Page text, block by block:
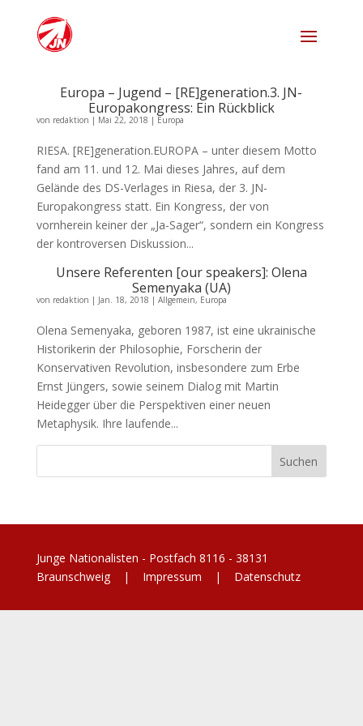
Europa – Jugend – [RE]generation.3. JN-
Europakongress: Ein Rückblick
von redaktion | Mai 22, 2018 | Europa
RIESA. [RE]generation.EUROPA – unter diesem Motto
fand am 11. und 12. Mai dieses Jahres, auf dem
Gelände des DS-Verlages in Riesa, der 3. JN-
Europakongress statt. Ein Kongress, der von
vornherein keiner der „Ja-Sager“, sondern ein Kongress
der kontroversen Diskussion...
Unsere Referenten [our speakers]: Olena
Semenyaka (UA)
von redaktion | Jan. 18, 2018 | Allgemein, Europa
Olena Semenyaka, geboren 1987, ist eine ukrainische
Historikerin der Philosophie, Forscherin der
Konservativen Revolution, insbesondere zum Erbe
Ernst Jüngers, sowie seinem Dialog mit Martin
Heidegger über die Perspektiven einer neuen
Metaphysik. Ihre laufende...
Junge Nationalisten - Postfach 8116 - 38131
Braunschweig | Impressum | Datenschutz